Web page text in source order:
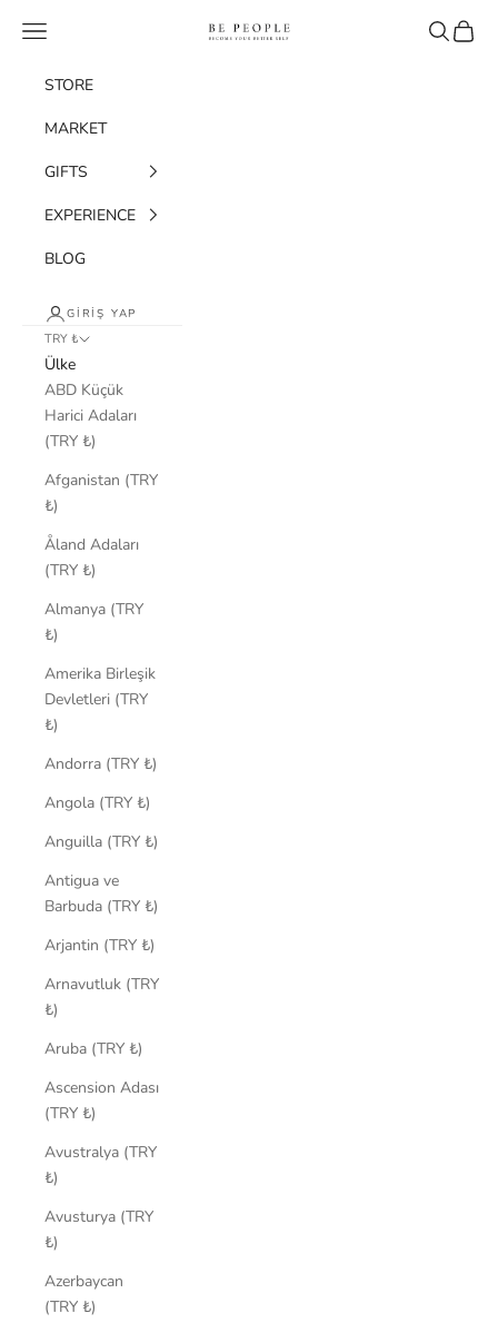
bepeople.co
Menü Ara Sepet
STORE
MARKET
GIFTS
EXPERIENCE
BLOG
GIRIŞ YAP
TRY ₺
Ülke
ABD Küçük
Harici Adaları
(TRY ₺)
Afganistan (TRY
₺)
Åland Adaları
(TRY ₺)
Almanya (TRY
₺)
Amerika Birleşik
Devletleri (TRY
₺)
Andorra (TRY ₺)
Angola (TRY ₺)
Anguilla (TRY ₺)
Antigua ve
Barbuda (TRY ₺)
Arjantin (TRY ₺)
Arnavutluk (TRY
₺)
Aruba (TRY ₺)
Ascension Adası
(TRY ₺)
Avustralya (TRY
₺)
Avusturya (TRY
₺)
Azerbaycan
(TRY ₺)